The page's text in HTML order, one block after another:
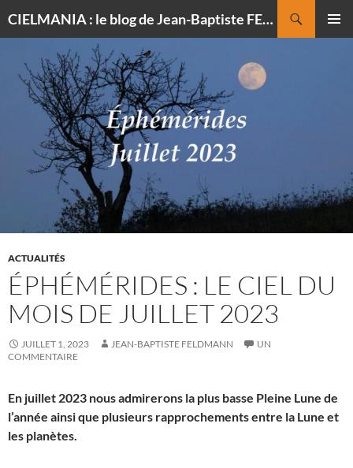
CIELMANIA : le blog de Jean-Baptiste FELDMANN, photographe du ciel
CONTENU
ACTUALITÉS
ÉPHÉMÉRIDES : LE CIEL DU
MOIS DE JUILLET 2023
JUILLET 1, 2023 JEAN-BAPTISTE FELDMANN
UN
COMMENTAIRE
En juillet 2023 nous admirerons la plus basse Pleine Lune de
l’année ainsi que plusieurs rapprochements entre la Lune et
les planètes.